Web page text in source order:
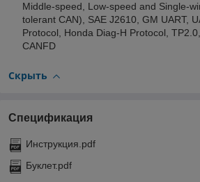
Middle-speed, Low-speed and Single-
tolerant CAN), SAE J2610, GM UART,
Protocol, Honda Diag-H Protocol,
CANFD
Скрыть
Спецификация
Инструкция.pdf
Буклет.pdf